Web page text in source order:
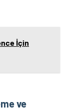
İçin
ve